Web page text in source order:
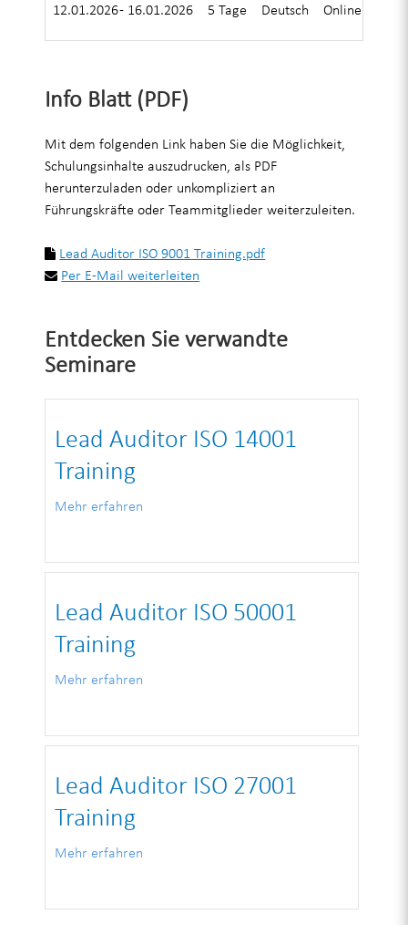
12.01.2026 - 16.01.2026 5 Tage Deutsch Online
Info Blatt (PDF)
Mit dem folgenden Link haben Sie die Möglichkeit,
Schulungsinhalte auszudrucken, als PDF
herunterzuladen oder unkompliziert an
Führungskräfte oder Teammitglieder weiterzuleiten.
Lead Auditor ISO 9001 Training.pdf
Per E-Mail weiterleiten
Entdecken Sie verwandte
Seminare
Lead Auditor ISO 14001
Training
Mehr erfahren
Lead Auditor ISO 50001
Training
Mehr erfahren
Lead Auditor ISO 27001
Training
Mehr erfahren